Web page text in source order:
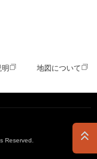
地図について
Reserved.